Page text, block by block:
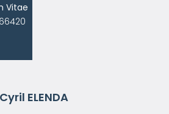
Vitae
Cyril ELENDA